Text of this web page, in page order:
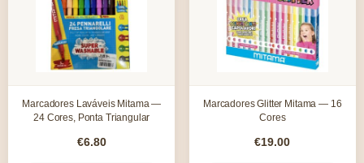
Marcadores Laváveis Mitama —
24 Cores, Ponta Triangular
€6.80
Marcadores Glitter Mitama — 16
Cores
€19.00